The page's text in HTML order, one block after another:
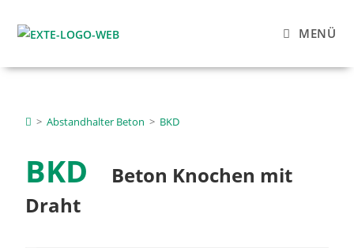
MENÜ
> Abstandhalter Beton > BKD
BKD
Beton Knochen mit
Draht